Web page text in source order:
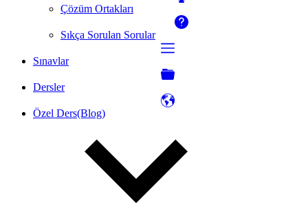
Çözüm Ortakları
Sıkça Sorulan Sorular
Sınavlar
Dersler
Özel Ders(Blog)